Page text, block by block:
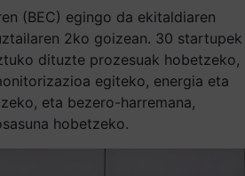
(BEC) egingo da ekitaldiaren
2ko goizean. 30 startupek
dituzte prozesuak hobetzeko,
egiteko, energia eta
eta bezero-harremana,
hobetzeko.